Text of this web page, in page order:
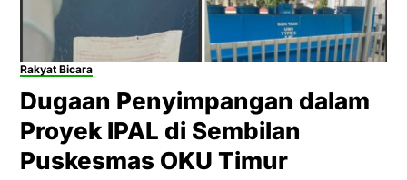
Rakyat Bicara
Dugaan Penyimpangan dalam
Proyek IPAL di Sembilan
Puskesmas OKU Timur